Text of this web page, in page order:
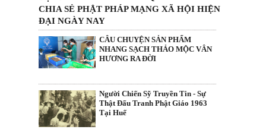
CHIA SẺ PHẬT PHÁP MẠNG XÃ HỘI HIỆN
ĐẠI NGÀY NAY
CÂU CHUYỆN SẢN PHẨM
NHANG SẠCH THẢO MỘC VÂN
HƯƠNG RA ĐỜI
Người Chiến Sỹ Truyền Tin - Sự
Thật Đấu Tranh Phật Giáo 1963
Tại Huế